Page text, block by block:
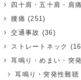
四十肩・五十肩・肩痛
腰痛 (251)
交通事故 (36)
ストレートネック
耳鳴り・めまい・突
耳鳴り・突発性難聴